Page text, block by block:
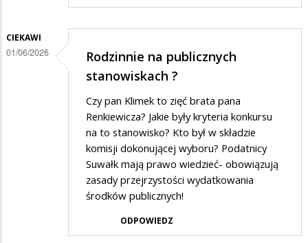
CIEKAWI
01/06/2026
Rodzinnie na publicznych
stanowiskach ?
Czy pan Klimek to zięć brata pana
Renkiewicza? Jakie były kryteria konkursu
na to stanowisko? Kto był w składzie
komisji dokonującej wyboru? Podatnicy
Suwałk mają prawo wiedzieć- obowiązują
zasady przejrzystości wydatkowania
środków publicznych!
ODPOWIEDZ